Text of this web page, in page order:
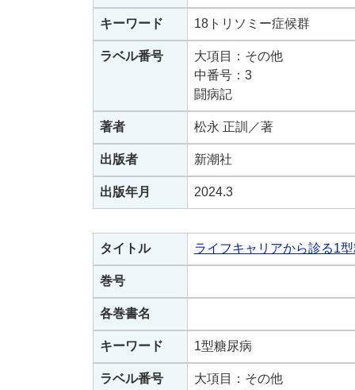
キーワード 18トリソミー症候群
ラベル番号
大項目：その他
中番号：3
闘病記
著者 松永 正訓／著
出版者 新潮社
出版年月 2024.3
タイトル ライフキャリアから診る1
巻号
各巻書名
キーワード 1型糖尿病
ラベル番号
大項目：その他